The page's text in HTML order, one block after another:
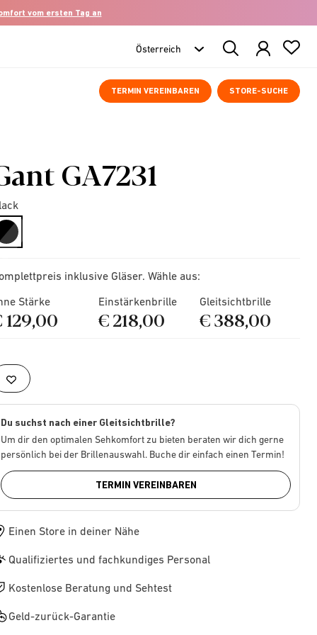
vom ersten Tag an
Search
Products
TERMIN VEREINBAREN STORE-SUCHE
GA7231
selected
inklusive Gläser. Wähle aus:
Stärke
129,00
Einstärkenbrille
€ 218,00
Gleitsichtbrille
€ 388,00
Du suchst nach einer Gleitsichtbrille?
Um dir den optimalen Sehkomfort zu bieten beraten wir dich gerne
persönlich bei der Brillenauswahl. Buche dir einfach einen Termin!
TERMIN VEREINBAREN
Einen Store in deiner Nähe
Qualifiziertes und fachkundiges Personal
Kostenlose Beratung und Sehtest
Geld-zurück-Garantie